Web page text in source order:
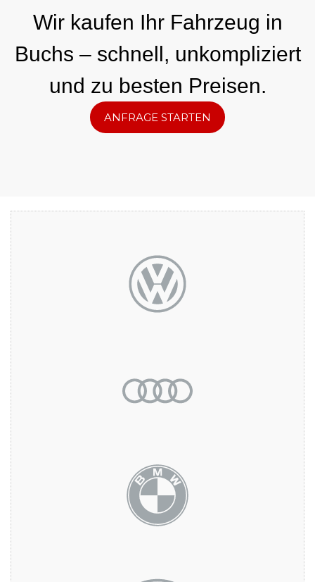
Wir kaufen Ihr Fahrzeug in
Buchs – schnell, unkompliziert
und zu besten Preisen.
ANFRAGE STARTEN